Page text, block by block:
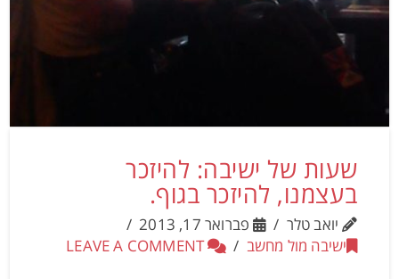
שעות של ישיבה: להיזכר
בעצמנו, להיזכר בגוף.
יואב טלר
פברואר 17, 2013
ישיבה מול מחשב
LEAVE A COMMENT